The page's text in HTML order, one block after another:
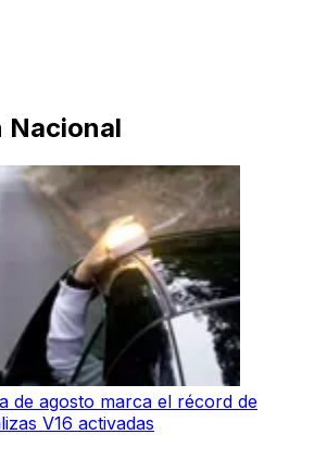
Nacional
de agosto marca el récord de
V16 activadas